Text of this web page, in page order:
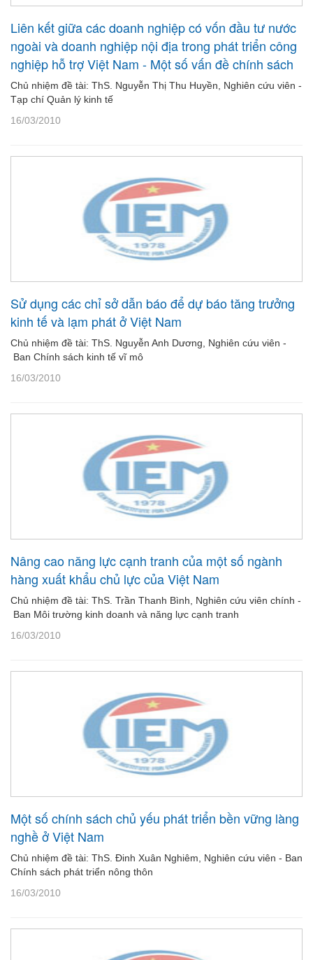
Liên kết giữa các doanh nghiệp có vốn đầu tư nước
ngoài và doanh nghiệp nội địa trong phát triển công
nghiệp hỗ trợ Việt Nam - Một số vấn đề chính sách
Chủ nhiệm đề tài: ThS. Nguyễn Thị Thu Huyền, Nghiên cứu viên -
Tạp chí Quản lý kinh tế
16/03/2010
Sử dụng các chỉ sở dẫn báo để dự báo tăng trưởng
kinh tế và lạm phát ở Việt Nam
Chủ nhiệm đề tài: ThS. Nguyễn Anh Dương, Nghiên cứu viên -
Ban Chính sách kinh tế vĩ mô
16/03/2010
Nâng cao năng lực cạnh tranh của một số ngành
hàng xuất khẩu chủ lực của Việt Nam
Chủ nhiệm đề tài: ThS. Trần Thanh Bình, Nghiên cứu viên chính -
Ban Môi trường kinh doanh và năng lực cạnh tranh
16/03/2010
Một số chính sách chủ yếu phát triển bền vững làng
nghề ở Việt Nam
Chủ nhiệm đề tài: ThS. Đinh Xuân Nghiêm, Nghiên cứu viên - Ban
Chính sách phát triển nông thôn
16/03/2010